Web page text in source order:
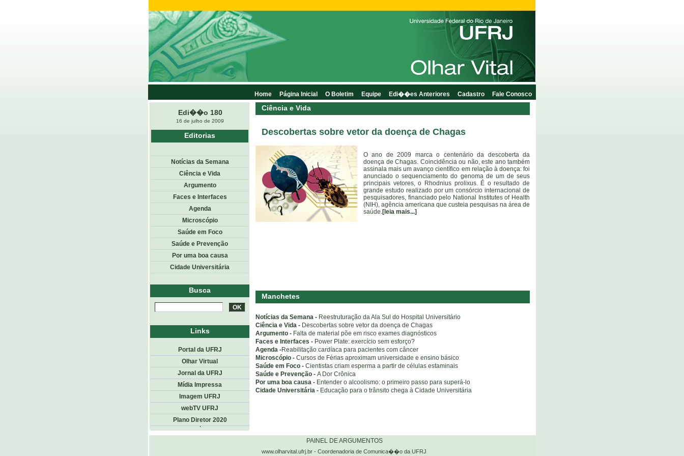
Edi��o 180
16 de julho de 2009
Ciência e Vida
Descobertas sobre vetor da doença de Chagas
O ano de 2009 marca o centenário da descoberta da
doença de Chagas. Coincidência ou não, este ano também
assinala mais um avanço científico em relação à doença: foi
anunciado o sequenciamento do genoma de um de seus
principais vetores, o Rhodnius prolixus. É o resultado de
grande estudo realizado por um consórcio internacional de
pesquisadores, financiado pelo National Institutes of Health
(NIH), agência americana que custeia pesquisas na área de
saúde.[leia mais...]
Manchetes
Notícias da Semana - Reestruturação da Ala Sul do Hospital Universitário
Ciência e Vida - Descobertas sobre vetor da doença de Chagas
Argumento - Falta de material põe em risco exames diagnósticos
Faces e Interfaces - Power Plate: exercício sem esforço?
Agenda -Reabilitação cardíaca para pacientes com câncer
Microscópio - Cursos de Férias aproximam universidade e ensino básico
Saúde em Foco - Cientistas criam esperma a partir de células estaminais
Saúde e Prevenção - A Dor Crônica
Por uma boa causa - Entender o alcoolismo: o primeiro passo para superá-lo
Cidade Universitária - Educação para o trânsito chega à Cidade Universitária
Editorias
Notícias da Semana
Ciência e Vida
Argumento
Faces e Interfaces
Agenda
Microscópio
Saúde em Foco
Saúde e Prevenção
Por uma boa causa
Cidade Universitária
Busca
Home Página Inicial O Boletim Equipe Edi��es Anteriores Cadastro Fale Conosco
Links
Portal da UFRJ
Olhar Virtual
Jornal da UFRJ
Mídia Impressa
Imagem UFRJ
webTV UFRJ
Plano Diretor 2020
<< voltar Topo
www.olharvital.ufrj.br - Coordenadoria de Comunica��o da UFRJ
PAINEL DE ARGUMENTOS